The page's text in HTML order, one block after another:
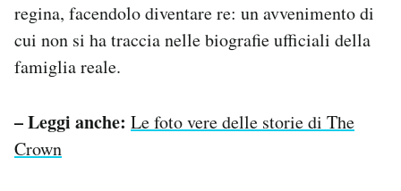
regina, facendolo diventare re: un avvenimento di
cui non si ha traccia nelle biografie ufficiali della
famiglia reale.
– Leggi anche: Le foto vere delle storie di The
Crown